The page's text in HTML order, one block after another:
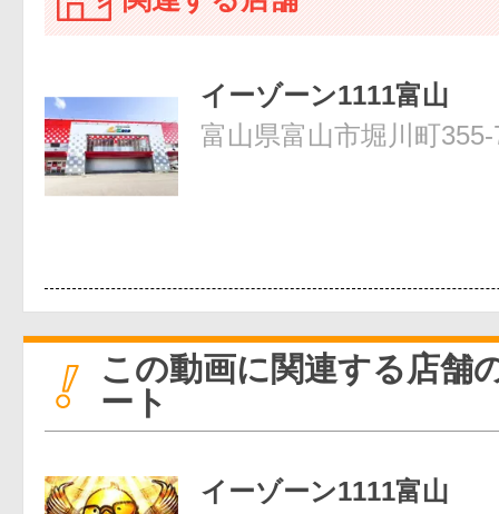
イーゾーン1111富山
富山県富山市堀川町355-
この動画に関連する店舗
ート
イーゾーン1111富山